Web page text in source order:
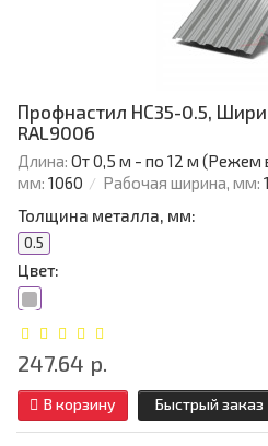
Профнастил НС35-0.5,
RAL9006
Длина: От 0,5 м - по 12 м (Режем
мм: 1060 Рабочая ширина, мм:
Толщина металла, мм:
0.5
Цвет:
247.64 р.
В корзину Быстрый заказ